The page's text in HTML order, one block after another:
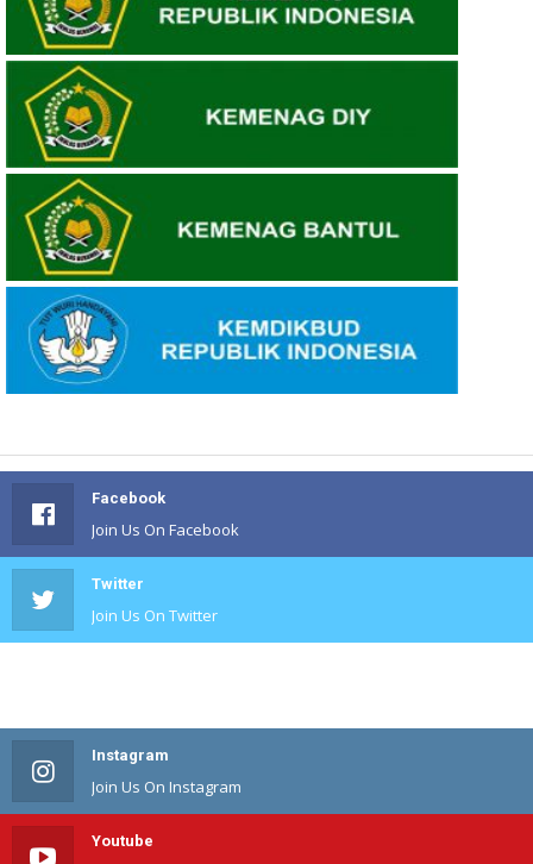
Facebook
Join Us On Facebook
Twitter
Join Us On Twitter
Instagram
Join Us On Instagram
Youtube